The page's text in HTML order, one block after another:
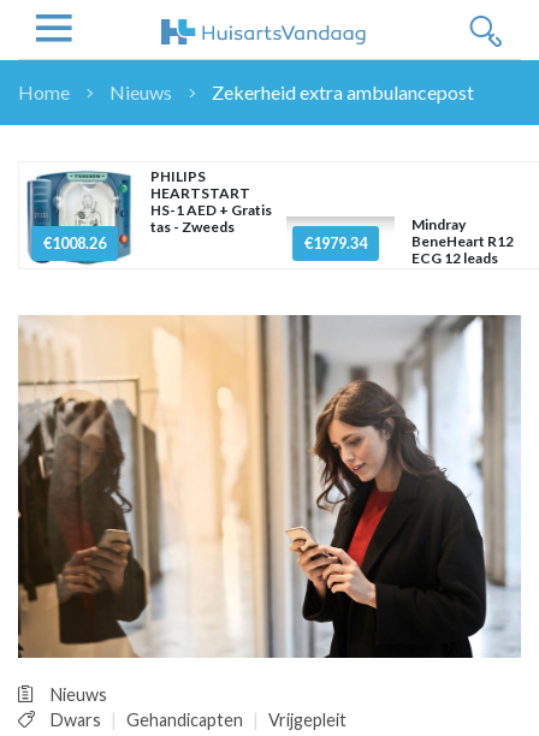
NIEUWS
OVERHEID
WETENSCHAP
NASCHOLINGEN
DOSSIER
ENQUÊTES
NHG
LHV
OPINIE
HUISARTSENPOST
PRAKTIJKZAKEN
TARIEVEN
VPHUISARTSEN
INLOGGEN
Home Nieuws Zekerheid extra ambulancepost
€1008.26
PHILIPS
HEARTSTART
HS-1 AED + Gratis
tas - Zweeds
€1979.34
Mindray
BeneHeart R12
ECG 12 leads
Nieuws
Dwars
Gehandicapten Vrijgepleit